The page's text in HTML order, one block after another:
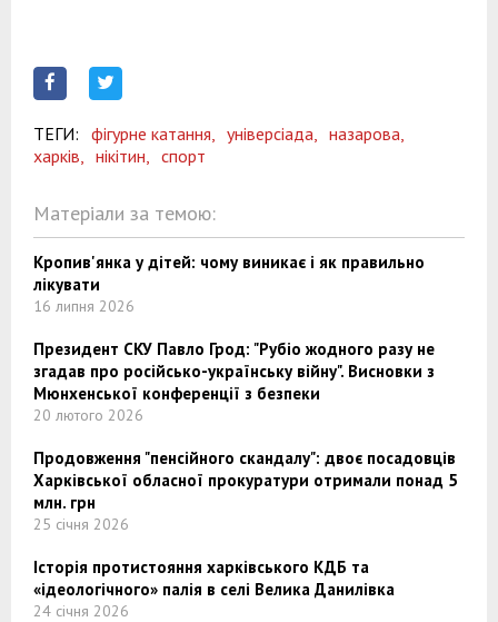
ТЕГИ: фігурне катання, універсіада,
назарова,
харків,
нікітин, спорт
Матеріали за темою:
Кропив'янка у дітей: чому виникає і як правильно
лікувати
16 липня 2026
Президент СКУ Павло Грод: "Рубіо жодного разу не
згадав про російсько-українську війну". Висновки з
Мюнхенської конференції з безпеки
20 лютого 2026
Продовження "пенсійного скандалу": двоє посадовців
Харківської обласної прокуратури отримали понад 5
млн. грн
25 січня 2026
Історія протистояння харківського КДБ та
«ідеологічного» палія в селі Велика Данилівка
24 січня 2026